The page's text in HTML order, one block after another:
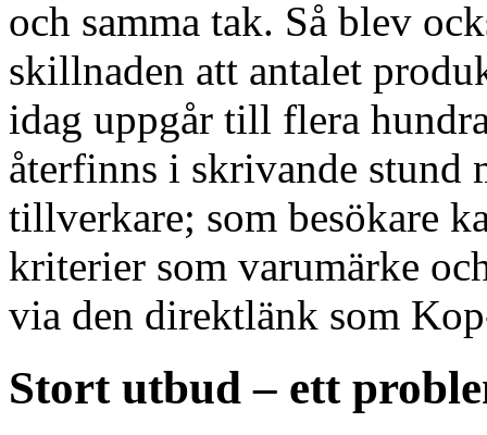
och samma tak. Så blev
skillnaden att antalet
idag uppgår till flera
återfinns i skrivande stund
tillverkare; som besökare
kriterier som varumärke
via den direktlänk som
Stort utbud – ett